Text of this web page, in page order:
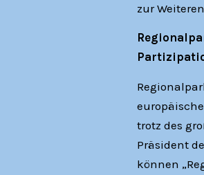
zur
trotz des
Präsident
können